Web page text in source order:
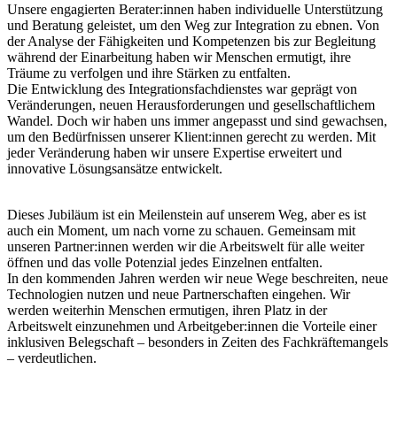
Unsere engagierten Berater:innen haben individuelle Unterstützung
und Beratung geleistet, um den Weg zur Integration zu ebnen. Von
der Analyse der Fähigkeiten und Kompetenzen bis zur Begleitung
während der Einarbeitung haben wir Menschen ermutigt, ihre
Träume zu verfolgen und ihre Stärken zu entfalten.
Die Entwicklung des Integrationsfachdienstes war geprägt von
Veränderungen, neuen Herausforderungen und gesellschaftlichem
Wandel. Doch wir haben uns immer angepasst und sind gewachsen,
um den Bedürfnissen unserer Klient:innen gerecht zu werden. Mit
jeder Veränderung haben wir unsere Expertise erweitert und
innovative Lösungsansätze entwickelt.
Dieses Jubiläum ist ein Meilenstein auf unserem Weg, aber es ist
auch ein Moment, um nach vorne zu schauen. Gemeinsam mit
unseren Partner:innen werden wir die Arbeitswelt für alle weiter
öffnen und das volle Potenzial jedes Einzelnen entfalten.
In den kommenden Jahren werden wir neue Wege beschreiten, neue
Technologien nutzen und neue Partnerschaften eingehen. Wir
werden weiterhin Menschen ermutigen, ihren Platz in der
Arbeitswelt einzunehmen und Arbeitgeber:innen die Vorteile einer
inklusiven Belegschaft – besonders in Zeiten des Fachkräftemangels
– verdeutlichen.